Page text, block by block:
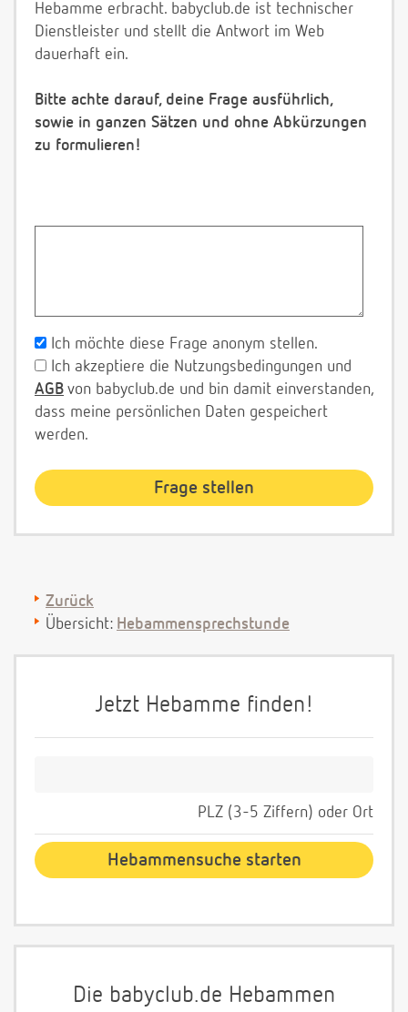
Hebamme erbracht. babyclub.de ist technischer
Dienstleister und stellt die Antwort im Web
dauerhaft ein.
Bitte achte darauf, deine Frage ausführlich,
sowie in ganzen Sätzen und ohne Abkürzungen
zu formulieren!
Ich möchte diese Frage anonym stellen.
Ich akzeptiere die Nutzungsbedingungen und
AGB von babyclub.de und bin damit einverstanden,
dass meine persönlichen Daten gespeichert
werden.
Zurück
Übersicht: Hebammensprechstunde
Jetzt Hebamme finden!
PLZ (3-5 Ziffern) oder Ort
Die babyclub.de Hebammen